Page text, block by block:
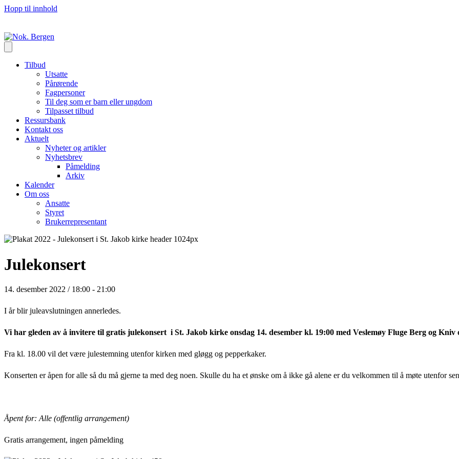
Hopp til innhold
Tilbud
Utsatte
Pårørende
Fagpersoner
Til deg som er barn eller ungdom
Tilpasset tilbud
Ressursbank
Kontakt oss
Aktuelt
Nyheter og artikler
Nyhetsbrev
Påmelding
Arkiv
Kalender
Om oss
Ansatte
Styret
Brukerrepresentant
Julekonsert
14. desember 2022 / 18:00 - 21:00
I år blir juleavslutningen annerledes.
Vi har gleden av å invitere til gratis julekonsert i St. Jakob kirke onsdag 14. desember kl. 19:00 med Veslemøy Fluge Berg og Kniv
Fra kl. 18.00 vil det være julestemning utenfor kirken med gløgg og pepperkaker.
Konserten er åpen for alle så du må gjerne ta med deg noen. Skulle du ha et ønske om å ikke gå alene er du velkommen til å møte utenfor
Åpent for: Alle (offentlig arrangement)
Gratis arrangement, ingen påmelding